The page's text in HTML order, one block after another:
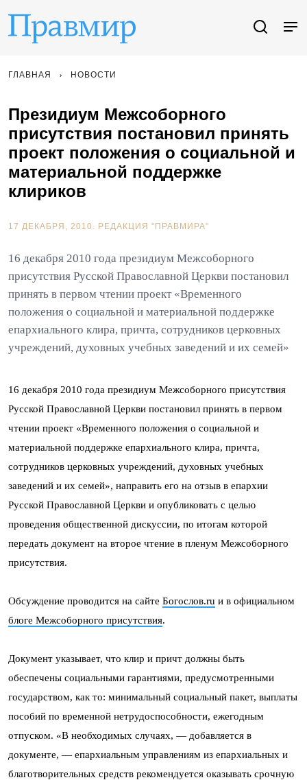
ГЛАВНАЯ НОВОСТИ
Президиум Межсоборного
присутствия постановил принять
проект положения о социальной и
материальной поддержке
клириков
17 ДЕКАБРЯ, 2010. РЕДАКЦИЯ "ПРАВМИРА"
16 декабря 2010 года президиум Межсоборного
присутствия Русской Православной Церкви постановил
принять в первом чтении проект «Временного
положения о социальной и материальной поддержке
епархиального клира, причта, сотрудников церковных
учреждений, духовных учебных заведений и их семей»
16 декабря 2010 года президиум Межсоборного присутствия
Русской Православной Церкви постановил принять в первом
чтении проект «Временного положения о социальной и
материальной поддержке епархиального клира, причта,
сотрудников церковных учреждений, духовных учебных
заведений и их семей», направить его на отзыв в епархии
Русской Православной Церкви и опубликовать с целью
проведения общественной дискуссии, по итогам которой
передать документ на второе чтение в пленум Межсоборного
присутствия.
Обсуждение проводится на сайте Богослов.ru и в официальном
блоге Межсоборного присутствия.
Документ указывает, что клир и причт должны быть
обеспечены социальными гарантиями, предусмотренными
государством, как то: минимальный социальный пакет, выплаты
пособий по временной нетрудоспособности, ежегодным
отпуском. «В необходимых случаях, — добавляется в
документе, — епархиальным управлениям из епархиальных и
благотворительных средств рекомендуется оказывать срочную